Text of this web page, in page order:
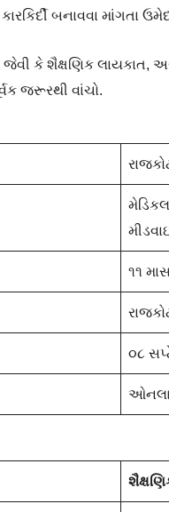
બનાવવા માંગતા
જેવી કે શૈક્ષણિક
જરૂરથી વાંચો.
૧૧
૦૮